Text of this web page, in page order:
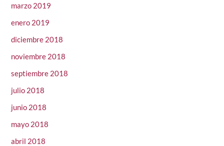
marzo 2019
enero 2019
diciembre 2018
noviembre 2018
septiembre 2018
julio 2018
junio 2018
mayo 2018
abril 2018